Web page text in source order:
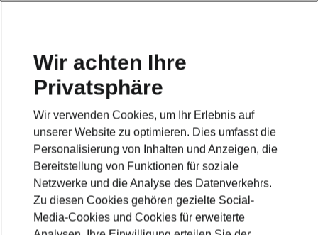
Wir achten Ihre
Privatsphäre
Wir verwenden Cookies, um Ihr Erlebnis auf
unserer Website zu optimieren. Dies umfasst die
Personalisierung von Inhalten und Anzeigen, die
Bereitstellung von Funktionen für soziale
Netzwerke und die Analyse des Datenverkehrs.
Zu diesen Cookies gehören gezielte Social-
Media-Cookies und Cookies für erweiterte